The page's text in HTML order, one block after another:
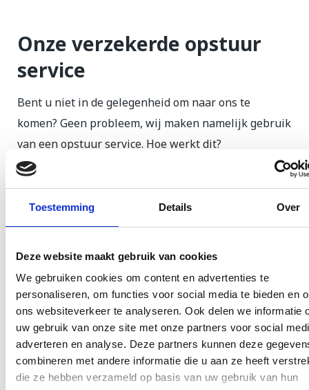
Toestemming Details Over
Deze website maakt gebruik van cookies
We gebruiken cookies om content en advertenties te
personaliseren, om functies voor social media te bieden en
ons websiteverkeer te analyseren. Ook delen we informatie
uw gebruik van onze site met onze partners voor social
adverteren en analyse. Deze partners kunnen deze
combineren met andere informatie die u aan ze heeft
die ze hebben verzameld op basis van uw gebruik van hun
Onze verzekerde opstuur
service
Bent u niet in de gelegenheid om naar ons te
komen? Geen probleem, wij maken namelijk gebruik
van een opstuur service. Hoe werkt dit?
Wij maken een verzendlabel voor u en sturen
deze dan vervolgens naar u door.
Print de verzendlabel uit. Plak de label op een
verzenddoos (Zorg ervoor dat de telefoon goed
verpakt zit in de doos). Breng deze vervolgens
naar een PostNL punt bij u in de buurt.